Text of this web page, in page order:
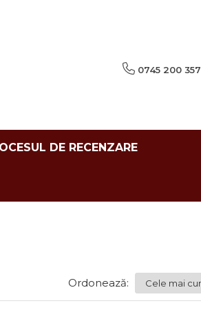
0745 200 357
DE RECENZARE
Ordonează: